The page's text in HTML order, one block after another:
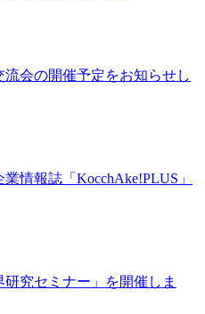
流会の開催予定をお知らせし
情報誌「KocchAke!PLUS」
研究セミナー」を開催しま